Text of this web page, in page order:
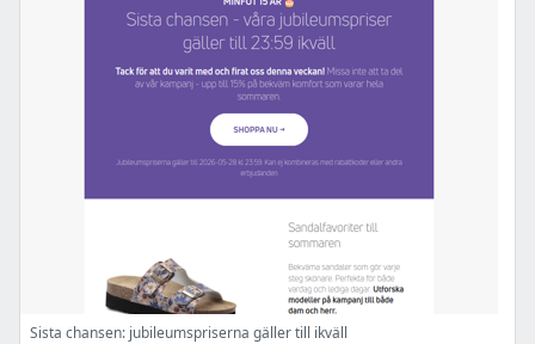
Sista chansen: jubileumspriserna gäller till ikväll